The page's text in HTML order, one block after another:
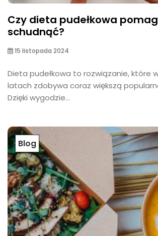
Czy dieta pudełkowa
schudnąć?
15 listopada 2024
Dieta pudełkowa to rozwiązanie, które
latach zdobywa coraz większą
Dzięki wygodzie...
Blog